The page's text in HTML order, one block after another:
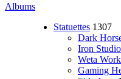
Albums
Statuettes 1307
Dark
Iron
Weta
Gaming